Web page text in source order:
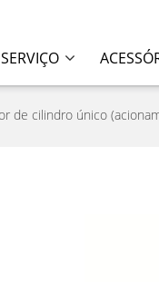
SERVIÇO
de cilindro único